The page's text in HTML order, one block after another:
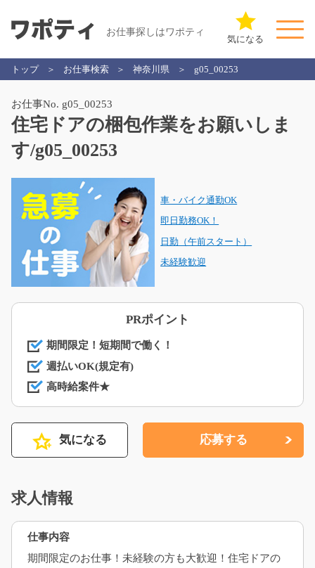
お仕事探しはワポティ
気になる
トップ お仕事検索 神奈川県 g05_00253
お仕事No. g05_00253
住宅ドアの梱包作業をお願いしま
す/g05_00253
車・バイク通勤OK
即日勤務OK！
日勤（午前スタート）
未経験歓迎
PRポイント
期間限定！短期間で働く！
週払いOK(規定有)
高時給案件★
気になる 応募する
求人情報
仕事内容
期間限定のお仕事！未経験の方も大歓迎！住宅ドアの